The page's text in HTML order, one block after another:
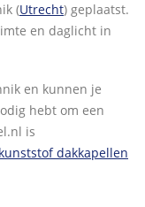
(Utrecht) geplaatst.
en daglicht in
en kunnen je
hebt om een
is
kunststof dakkapellen